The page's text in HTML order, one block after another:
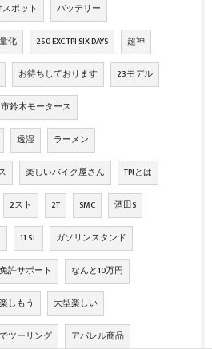
ポット バッテリー
化 250 EXC TPI SIX DAYS 超神
お待ちしております 23モデル
鈴木モータース
透湿 ラーメン
楽しいバイク屋さん TPIとは
2スト 2T SMC 酒田S
11.5L ガソリンスタンド
許サポート なんと10万円
しもう 大型楽しい
ツーリング アパレル商品